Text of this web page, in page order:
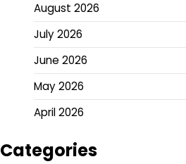
August 2026
July 2026
June 2026
May 2026
April 2026
Categories